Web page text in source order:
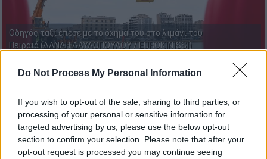
Do Not Process My Personal Information
If you wish to opt-out of the sale, sharing to third parties, or
processing of your personal or sensitive information for
targeted advertising by us, please use the below opt-out
section to confirm your selection. Please note that after your
opt-out request is processed you may continue seeing
Οδηγός ταξί έπεσε με το όχημά του στο λιμάνι του
Πειραιά (ΔΑΝΑΗ ΔΑΥΛΟΠΟΥΛΟΥ / EUROKINISSI)
Νεκρός ανασύρθηκε οδηγός ταξί, το οποίο
έπεσε νωρίτερα σήμερα Πέμπτη (4/6) στο
λιμάνι του Πειραιά.